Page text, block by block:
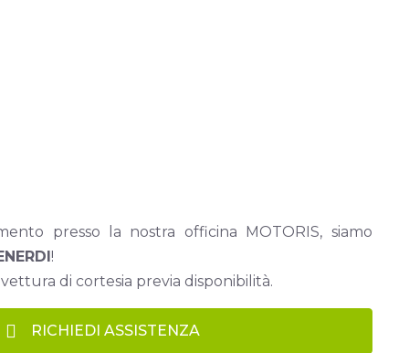
presso la nostra officina MOTORIS, siamo
!
di cortesia previa disponibilità.
RICHIEDI ASSISTENZA